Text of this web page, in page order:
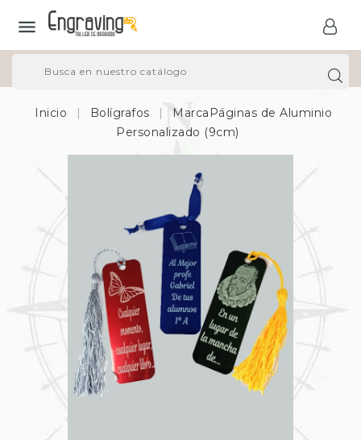

Inicio Bolígrafos
MarcaPáginas de Aluminio
Personalizado (9cm)